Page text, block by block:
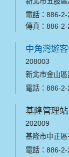
電話：886-
傳真：886-
中角灣遊
208003
新北市金山
電話：886-
基隆管理站
202009
基隆市中正
電話：886-